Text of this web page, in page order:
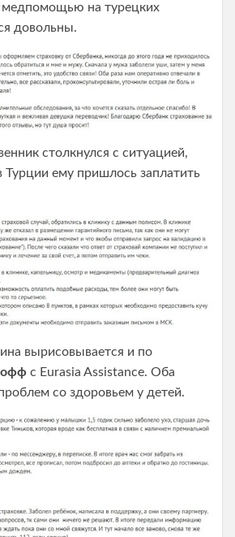
на турецких
довольны.
столкнулся с ситуацией,
Турции ему пришлось заплатить
вырисовывается и по
с Eurasia Assistance. Оба
со здоровьем у детей.